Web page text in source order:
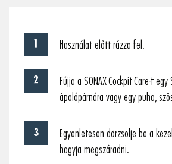
Használat előtt rázza fel.
Fújja a SONAX Cockpit Care-t egy
ápolópárnára vagy egy puha,
Egyenletesen dörzsölje be a
hagyja megszáradni.